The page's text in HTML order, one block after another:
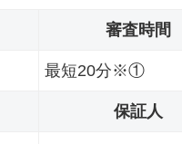
審査時間
最短20分※①
保証人